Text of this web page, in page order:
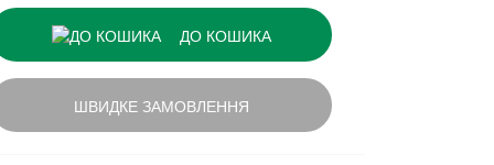
ДО КОШИКА
ШВИДКЕ ЗАМОВЛЕННЯ